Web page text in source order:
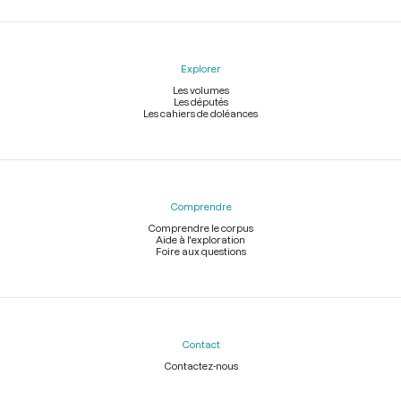
Explorer
Les volumes
Les députés
Les cahiers de doléances
Comprendre
Comprendre le corpus
Aide à l'exploration
Foire aux questions
Contact
Contactez-nous